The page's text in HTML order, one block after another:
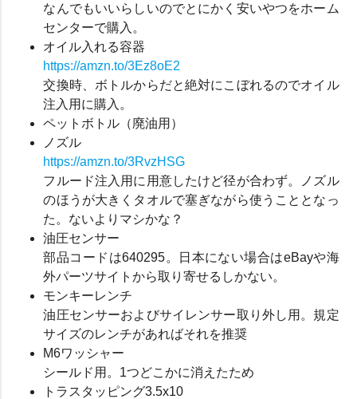
なんでもいいらしいのでとにかく安いやつをホーム
センターで購入。
オイル入れる容器
https://amzn.to/3Ez8oE2
交換時、ボトルからだと絶対にこぼれるのでオイル
注入用に購入。
ペットボトル（廃油用）
ノズル
https://amzn.to/3RvzHSG
フルード注入用に用意したけど径が合わず。ノズル
のほうが大きくタオルで塞ぎながら使うこととなっ
た。ないよりマシかな？
油圧センサー
部品コードは640295。日本にない場合はeBayや海
外パーツサイトから取り寄せるしかない。
モンキーレンチ
油圧センサーおよびサイレンサー取り外し用。規定
サイズのレンチがあればそれを推奨
M6ワッシャー
シールド用。1つどこかに消えたため
トラスタッピング3.5x10